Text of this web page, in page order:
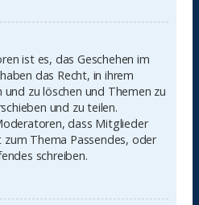
ist es, das Geschehen im
das Recht, in ihrem
zu löschen und Themen zu
und zu teilen.
dass Mitglieder
zum Thema Passendes, oder
schreiben.